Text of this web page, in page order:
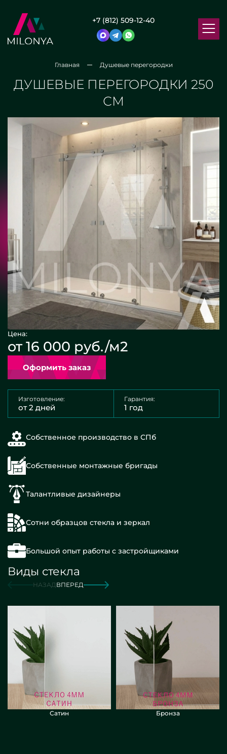
+7 (812) 509-12-40
Главная Душевые перегородки
ДУШЕВЫЕ ПЕРЕГОРОДКИ 250
СМ
Цена:
от 16 000 руб./м2
Оформить заказ
Изготовление:
от 2 дней
Гарантия:
1 год
Собственное производство в СПб
Собственные монтажные бригады
Талантливые дизайнеры
Сотни образцов стекла и зеркал
Большой опыт работы с застройщиками
Виды стекла
НАЗАДВПЕРЕД
Сатин Бронза